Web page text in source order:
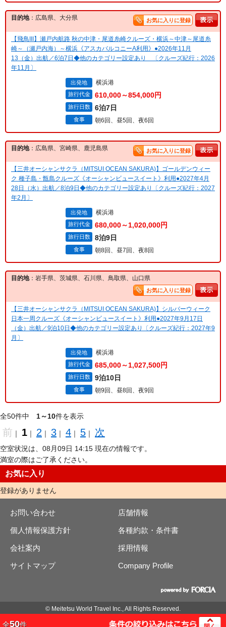
目的地：広島県、大分県 お気に入りに登録
【飛鳥III】瀬戸内航路 秋の中津・尾道糸崎クルーズ・横浜～中津～尾道糸
崎～（瀬戸内海）～横浜《アスカバルコニーA利用》●2026年11月
13（金）出航／6泊7日◆他のカテゴリー設定あり 〔クルーズ紀行：2026
年11月〕
出発地 横浜港
旅行代金 610,000～854,000円
旅行日数 6泊7日
食事 朝6回、昼5回、夜6回
目的地：広島県、宮崎県、鹿児島県 お気に入りに登録
【三井オーシャンサクラ（MITSUI OCEAN SAKURA)】ゴールデンウィー
ク 種子島・甑島クルーズ《オーシャンビュースイート》利用●2027年4月
28日（水）出航／8泊9日◆他のカテゴリー設定あり〔クルーズ紀行：2027
年2月〕
出発地 横浜港
旅行代金 680,000～1,020,000円
旅行日数 8泊9日
食事 朝8回、昼7回、夜8回
目的地：岩手県、茨城県、石川県、鳥取県、山口県
お気に入りに登録
【三井オーシャンサクラ（MITSUI OCEAN SAKURA)】シルバーウィーク
日本一周クルーズ《オーシャンビュースイート》利用●2027年9月17日
（金）出航／9泊10日◆他のカテゴリー設定あり〔クルーズ紀行：2027年9
月〕
出発地 横浜港
旅行代金 685,000～1,027,500円
旅行日数 9泊10日
食事 朝9回、昼8回、夜9回
全50件中 1～10件を表示
前 ｜ 1 ｜ 2 ｜ 3 ｜ 4 ｜ 5 ｜ 次
空室状況は、08月09日 14:15 現在の情報です。
満室の際はご了承ください。
お気に入り
登録がありません
お問い合わせ 店舗情報
個人情報保護方針 各種約款・条件書
会社案内 採用情報
サイトマップ Company Profile
© Meitetsu World Travel Inc., All Rights Reserved.
全50件